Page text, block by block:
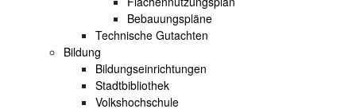
Bebauungspläne
Technische Gutachten
Bildung
Bildungseinrichtungen
Stadtbibliothek
Volkshochschule